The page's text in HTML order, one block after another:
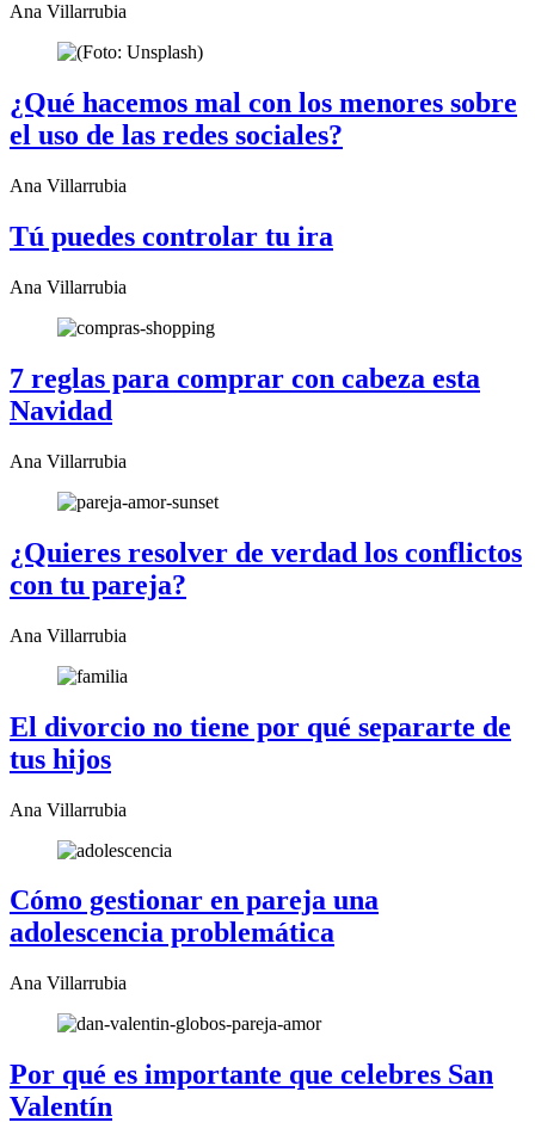
Ana Villarrubia
¿Qué hacemos mal con los menores sobre
el uso de las redes sociales?
Ana Villarrubia
Tú puedes controlar tu ira
Ana Villarrubia
7 reglas para comprar con cabeza esta
Navidad
Ana Villarrubia
¿Quieres resolver de verdad los conflictos
con tu pareja?
Ana Villarrubia
El divorcio no tiene por qué separarte de
tus hijos
Ana Villarrubia
Cómo gestionar en pareja una
adolescencia problemática
Ana Villarrubia
Por qué es importante que celebres San
Valentín